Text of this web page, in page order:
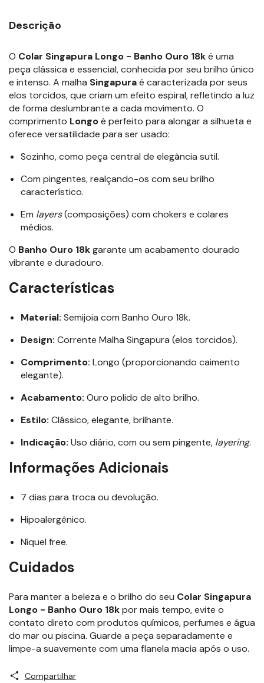
Descrição
O Colar Singapura Longo - Banho Ouro 18ké uma
peça clássica e essencial, conhecida por seu brilho único
e intenso. A malha Singapuraé caracterizada por seus
elos torcidos, que criam um efeito espiral, refletindo a luz
de forma deslumbrante a cada movimento. O
comprimento Longoé perfeito para alongar a silhueta e
oferece versatilidade para ser usado:
Sozinho, como peça central de elegância sutil.
Com pingentes, realçando-os com seu brilho
característico.
Em layers(composições) com chokers e colares
médios.
O Banho Ouro 18kgarante um acabamento dourado
vibrante e duradouro.
Características
Material: Semijoia com Banho Ouro 18k.
Design: Corrente Malha Singapura (elos torcidos).
Comprimento: Longo (proporcionando caimento
elegante).
Acabamento: Ouro polido de alto brilho.
Estilo: Clássico, elegante, brilhante.
Indicação: Uso diário, com ou sem pingente, layering.
Informações Adicionais
7 dias para troca ou devolução.
Hipoalergênico.
Níquel free.
Cuidados
Para manter a beleza e o brilho do seu Colar Singapura
Longo - Banho Ouro 18kpor mais tempo, evite o
contato direto com produtos químicos, perfumes e água
do mar ou piscina. Guarde a peça separadamente e
limpe-a suavemente com uma flanela macia após o uso.
Compartilhar